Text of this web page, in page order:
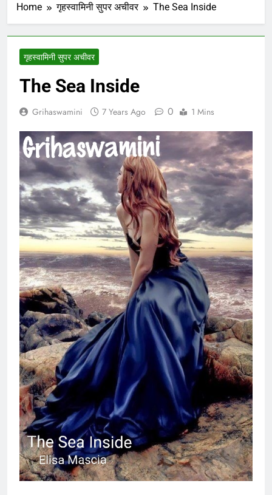
Home गृहस्वामिनी सुपर अचीवर The Sea Inside
गृहस्वामिनी सुपर अचीवर
The Sea Inside
Grihaswamini 7 Years Ago 0 1 Mins